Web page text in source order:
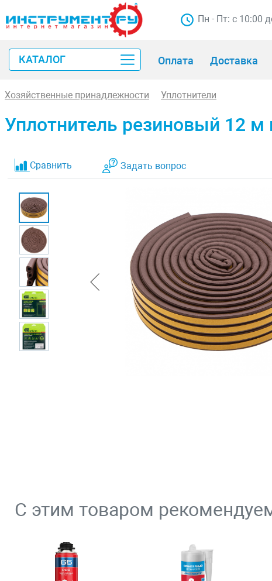
Пн - Пт: с 10:00
КАТАЛОГ Оплата Доставка
Хозяйственные принадлежности Уплотнители
Уплотнитель резиновый 12
Сравнить Задать вопрос
С этим товаром